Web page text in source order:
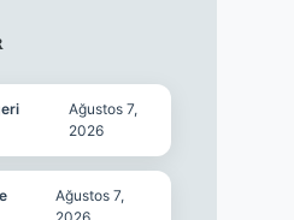
Ağustos 7,
2026
Ağustos 7,